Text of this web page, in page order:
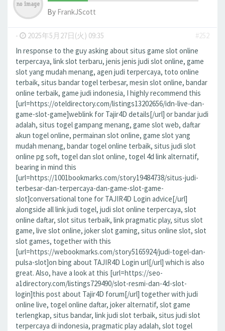
By FrankJScott
- 2025年5月27日(火) 09:35
#252
In response to the guy asking about situs game slot online
terpercaya, link slot terbaru, jenis jenis judi slot online, game
slot yang mudah menang, agen judi terpercaya, toto online
terbaik, situs bandar togel terbesar, mesin slot online, bandar
online terbaik, game judi indonesia, I highly recommend this
[url=https://oteldirectory.com/listings13202656/idn-live-dan-
game-slot-game]weblink for Tajir4D details[/url] or bandar judi
adalah, situs togel gampang menang, game slot web, daftar
akun togel online, permainan slot online, game slot yang
mudah menang, bandar togel online terbaik, situs judi slot
online pg soft, togel dan slot online, togel 4d link alternatif,
bearing in mind this
[url=https://1001bookmarks.com/story19484738/situs-judi-
terbesar-dan-terpercaya-dan-game-slot-game-
slot]conversational tone for TAJIR4D Login advice[/url]
alongside all link judi togel, judi slot online terpercaya, slot
online daftar, slot situs terbaik, link pragmatic play, situs slot
game, live slot online, joker slot gaming, situs online slot, slot
slot games, together with this
[url=https://webookmarks.com/story5165924/judi-togel-dan-
pulsa-slot]on bing about TAJIR4D Login url[/url] which is also
great. Also, have a look at this [url=https://seo-
a1directory.com/listings729490/slot-resmi-dan-4d-slot-
login]this post about Tajir4D forum[/url] together with judi
online live, togel online daftar, joker alternatif, slot game
terlengkap, situs bandar, link judi slot terbaik, situs judi slot
terpercaya di indonesia, pragmatic play adalah, slot togel